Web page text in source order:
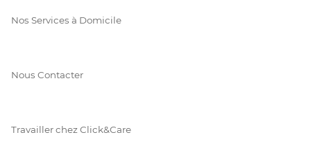
Nos Services à Domicile
Nous Contacter
Travailler chez Click&Care